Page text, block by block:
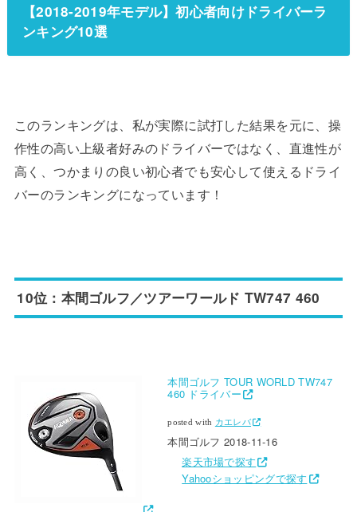
【2018-2019年モデル】初心者向けドライバーラ
ンキング10選
このランキングは、私が実際に試打した結果を元に、操
作性の高い上級者好みのドライバーではなく、直進性が
高く、つかまりの良い初心者でも安心して使えるドライ
バーのランキングになっています！
10位：本間ゴルフ／ツアーワールド TW747 460
本間ゴルフ TOUR WORLD TW747
460 ドライバー
posted with カエレバ
本間ゴルフ 2018-11-16
楽天市場で探す
Yahooショッピングで探す